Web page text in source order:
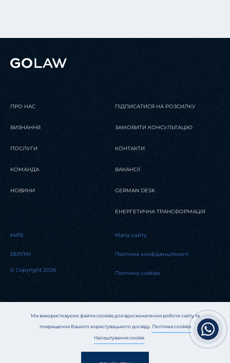
Ми використовуємо файли cookies для вдосконалення роботи сайту та
покращення Вашого користувацького досвіду. Політика cookies
Налаштування cookie
ПРО НАС
ВИЗНАННЯ
ПОСЛУГИ
КОМАНДА
НОВИНИ
ПІДПИСАТИСЯ НА РОЗСИЛКУ
ЗАМОВИТИ КОНСУЛЬТАЦІЮ
КОНТАКТИ
ВАКАНСІЇ
GERMAN DESK
ЕНЕРГЕТИЧНА ТРАНСФОРМАЦІЯ
KИЇВ
БЕРЛІН
© Copyright 2026
Мапа сайту
Політика конфіденційності
Політика cookies